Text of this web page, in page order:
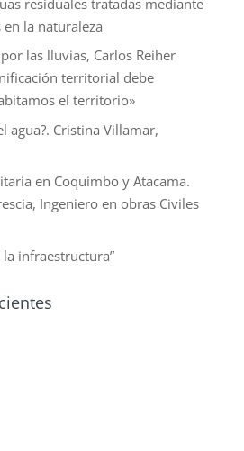
la naturaleza
las lluvias, Carlos Reiher
territorial debe
el territorio»
agua?. Cristina Villamar,
en Coquimbo y Atacama.
Ingeniero en obras Civiles
la infraestructura”